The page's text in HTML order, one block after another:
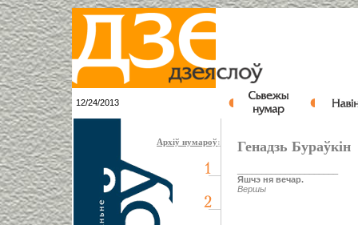
12/24/2013
Архіў нумароў: Генадзь Бураўкін
Яшчэ ня вечар.
Вершы